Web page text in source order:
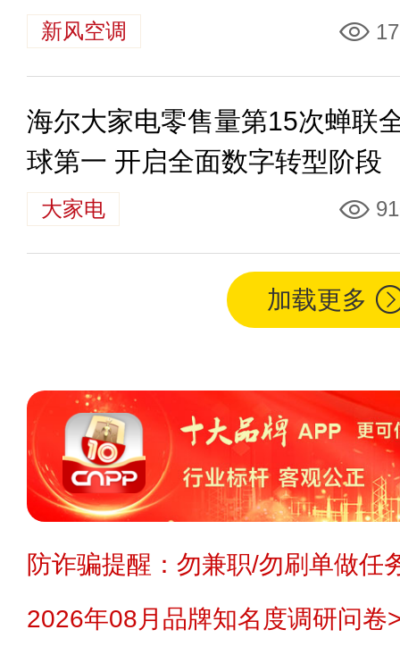
新风空调
海尔大家电零售量第15次蝉联
球第一 开启全面数字转型阶段
大家电
加载更多
防诈骗提醒：勿兼职/勿刷单做任
2026年08月品牌知名度调研问卷